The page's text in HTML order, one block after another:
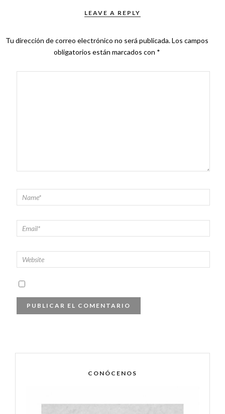
LEAVE A REPLY
Tu dirección de correo electrónico no será publicada.Los campos
obligatorios están marcados con *
CONÓCENOS